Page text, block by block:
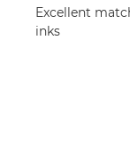
Excellent
inks